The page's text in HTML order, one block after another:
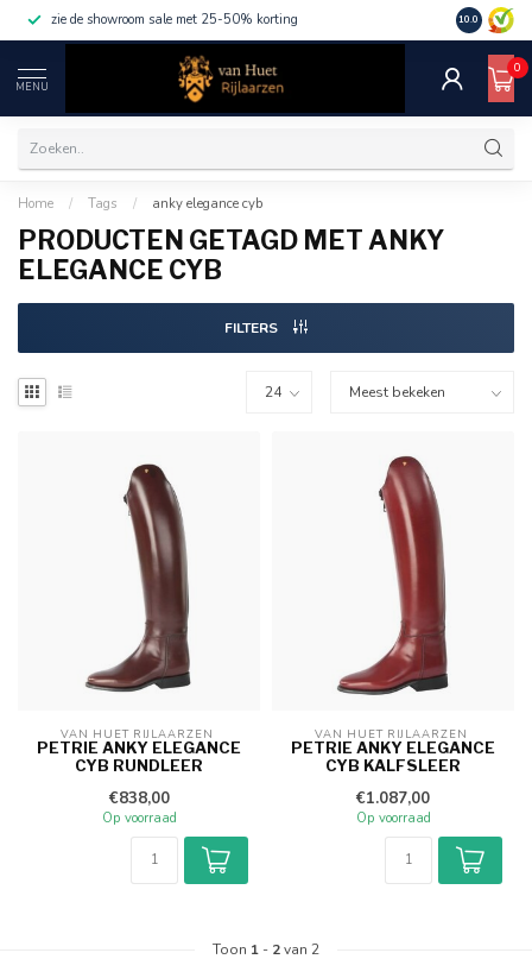
zie de showroom sale met 25-50% korting 10.0
MENU
0
Home / Tags / anky elegance cyb
PRODUCTEN GETAGD MET ANKY
ELEGANCE CYB
FILTERS
VAN HUET RIJLAARZEN
PETRIE ANKY ELEGANCE
CYB RUNDLEER
€838,00
Op voorraad
VAN HUET RIJLAARZEN
PETRIE ANKY ELEGANCE
CYB KALFSLEER
€1.087,00
Op voorraad
Toon 1 - 2van 2